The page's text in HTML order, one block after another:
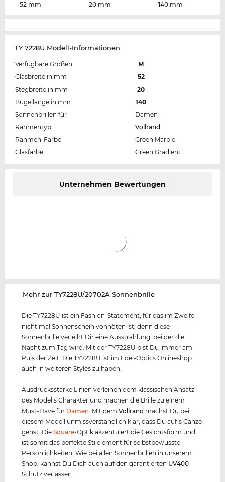
52 mm
20 mm
140 mm
TY 7228U Modell-Informationen
Verfügbare Größen
M
Glasbreite in mm
52
Stegbreite in mm
20
Bügellänge in mm
140
Sonnenbrillen für
Damen
Rahmentyp
Vollrand
Rahmen-Farbe
Green Marble
Glasfarbe
Green Gradient
Unternehmen Bewertungen
‌Mehr zur TY7228U/20702A Sonnenbrille
Die TY7228U ist ein Fashion-Statement, für das im Zweifel
nicht mal Sonnenschein vonnöten ist, denn diese
Sonnenbrille verleiht Dir eine Ausstrahlung, bei der die
Nacht zum Tag wird. Mit der TY7228U bist Du immer am
Puls der Zeit. Die TY7228U ist im Edel-Optics Onlineshop
auch in weiteren Styles zu haben.
Ausdrucksstarke Linien verleihen dem klassischen Ansatz
des Modells Charakter und machen die Brille zu einem
Must-Have für Damen. Mit demVollrand machst Du bei
diesem Modell unmissverständlich klar, dass Du auf’s Ganze
gehst. DieSquare-Optik akzentuiert die Gesichtsform und
ist somit das perfekte Stilelement für selbstbewusste
Persönlichkeiten. Wie bei allen Sonnenbrillen in unserem
Shop, kannst Du Dich auch auf den garantierten UV400
Schutz verlassen.